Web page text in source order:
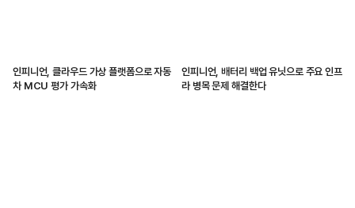
인피니언, 클라우드 가상 플랫폼으로 자동
차 MCU 평가 가속화
인피니언, 배터리 백업 유닛으로 주요 인프
라 병목 문제 해결한다